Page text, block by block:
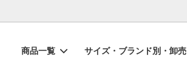
商品一覧 サイズ・ブランド別・卸売